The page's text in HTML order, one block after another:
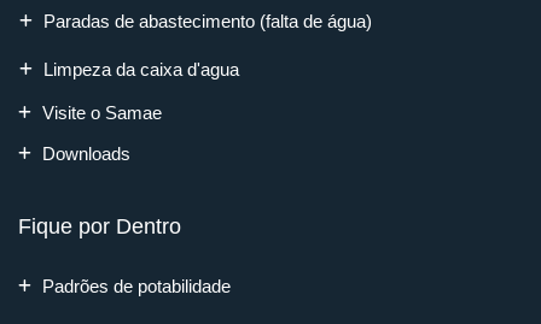
Paradas de abastecimento (falta de água)
Limpeza da caixa d'agua
Visite o Samae
Downloads
Fique por Dentro
Padrões de potabilidade